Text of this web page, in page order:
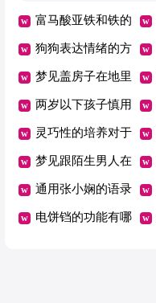
富马酸亚铁和铁的
区别
狗狗表达情绪的方
式
梦见盖房子在地里
的意义是啥
两岁以下孩子慎用
灵巧性的培养对于
孩子也重要
梦见跟陌生男人在
一起拥抱是什么意
思
通用张小娴的语录
汇编61句
电饼铛的功能有哪